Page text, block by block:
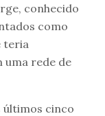
conhecido
como
teria
rede de
últimos cinco